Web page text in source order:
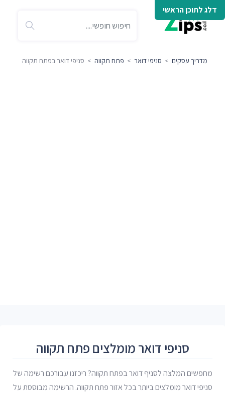
דלג לתוכן הראשי
מדריך עסקים > סניפי דואר > פתח תקווה > סניפי דואר בפתח תקווה
סניפי דואר מומלצים פתח תקווה
מחפשים המלצה לסניף דואר בפתח תקווה? ריכזנו עבורכם רשימה של
סניפי דואר מומלצים ביותר בכל אזור פתח תקווה. הרשימה מבוססת על